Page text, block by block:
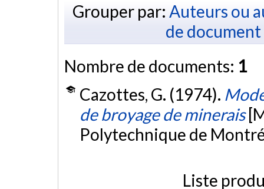
Grouper par: Auteurs ou
de document
Nombre de documents: 1
Cazottes, G. (1974).
de broyage de minerais
Polytechnique de
Liste